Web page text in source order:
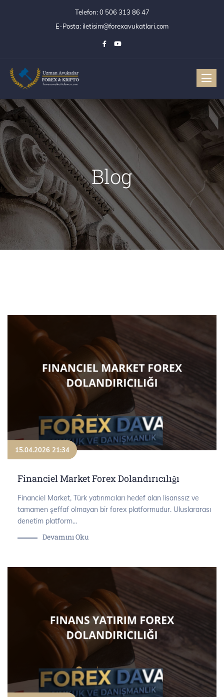
Telefon:0 506 313 86 47
E-Posta: iletisim@forexavukatlari.com
Blog
15.04.2026 21:34
Financiel Market Forex Dolandırıcılığı
Financiel Market, Türk yatırımcıları hedef alan lisanssız ve
tamamen şeffaf olmayan bir forex platformudur. Uluslararası
denetim platform...
Devamını Oku